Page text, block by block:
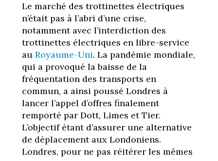
Le marché des trottinettes électriques
n’était pas à l’abri d’une crise,
notamment avec l’interdiction des
trottinettes électriques en libre-service
au Royaume-Uni. La pandémie mondiale,
qui a provoqué la baisse de la
fréquentation des transports en
commun, a ainsi poussé Londres à
lancer l’appel d’offres finalement
remporté par Dott, Limes et Tier.
L’objectif étant d’assurer une alternative
de déplacement aux Londoniens.
Londres, pour ne pas réitérer les mêmes